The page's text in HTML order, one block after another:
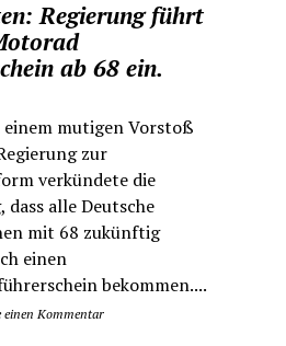
Regierung führt
ab 68 ein.
mutigen Vorstoß
zur
verkündete die
dass alle Deutsche
mit 68 zukünftig
einen
bekommen....
einen Kommentar